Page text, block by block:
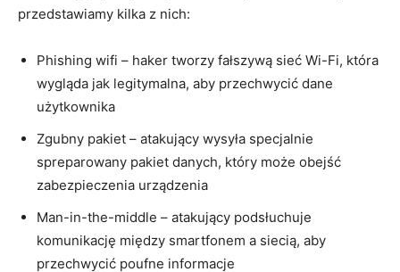
przedstawiamy kilka z nich:
Phishing wifi – haker tworzy fałszywą sieć Wi-Fi, która
wygląda jak legitymalna, aby przechwycić dane
użytkownika
Zgubny pakiet – atakujący wysyła specjalnie
spreparowany pakiet danych, który może obejść
zabezpieczenia urządzenia
Man-in-the-middle – atakujący podsłuchuje
komunikację między smartfonem a siecią, aby
przechwycić poufne informacje